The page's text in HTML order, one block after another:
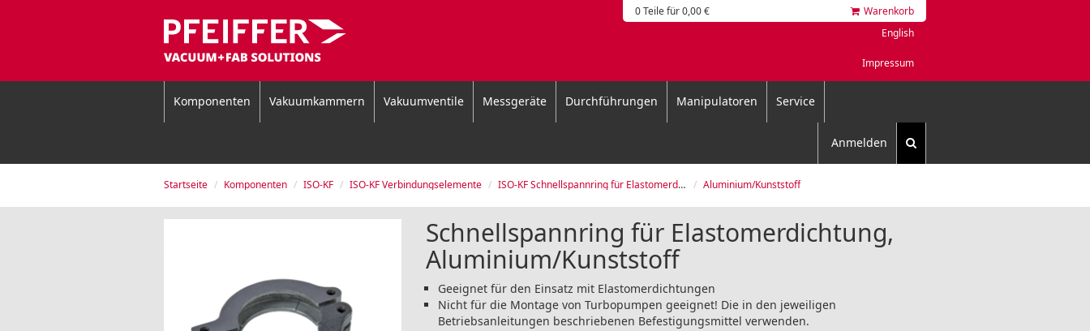
0 Teile für 0,00 €
Warenkorb
English
Impressum
Komponenten Vakuumkammern Vakuumventile Messgeräte Durchführungen Manipulatoren Service
Anmelden
Startseite Komponenten ISO-KF ISO-KF Verbindungselemente ISO-KF Schnellspannring für Elastomerdichtung Aluminium/Kunststoff
Schnellspannring für Elastomerdichtung,
Aluminium/Kunststoff
Geeignet für den Einsatz mit Elastomerdichtungen
Nicht für die Montage von Turbopumpen geeignet! Die in den jeweiligen
Betriebsanleitungen beschriebenen Befestigungsmittel verwenden.